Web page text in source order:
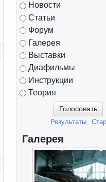
Варианты
Новости
Статьи
Форум
Галерея
Выставки
Диафильмы
Инструкции
Теория
Результаты
Галерея